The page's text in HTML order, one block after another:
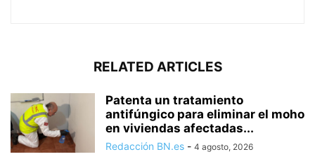
RELATED ARTICLES
Patenta un tratamiento
antifúngico para eliminar el moho
en viviendas afectadas...
Redacción BN.es - 4 agosto, 2026